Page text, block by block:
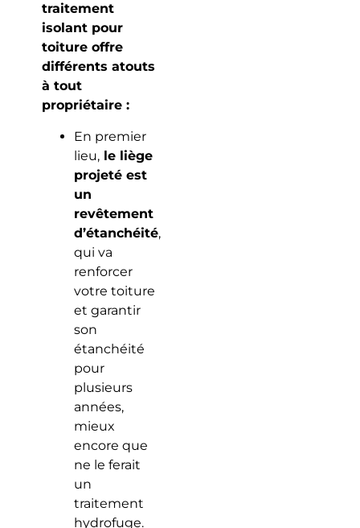
traitement
isolant pour
toiture offre
différents atouts
à tout
propriétaire :
En premier
lieu,le liège
projeté est
un
revêtement
d’étanchéité,
qui va
renforcer
votre toiture
et garantir
son
étanchéité
pour
plusieurs
années,
mieux
encore que
ne le ferait
un
traitement
hydrofuge.